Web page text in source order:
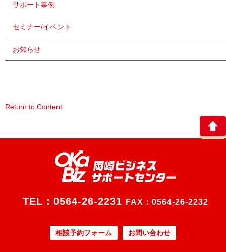
サポート事例
セミナー/イベント
お知らせ
Return to Content
TEL： 0564-26-2231 FAX：0564-26-2232
相談予約フォーム お問い合わせ